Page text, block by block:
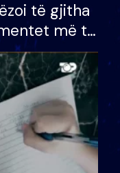
të gjitha
më të
VIP: Do më
kur…